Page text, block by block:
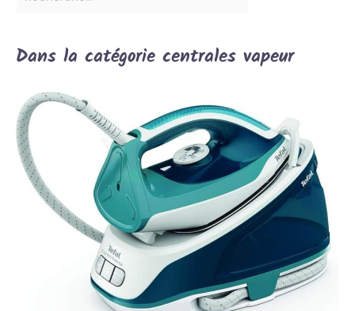
Dans la catégorie centrales vapeur